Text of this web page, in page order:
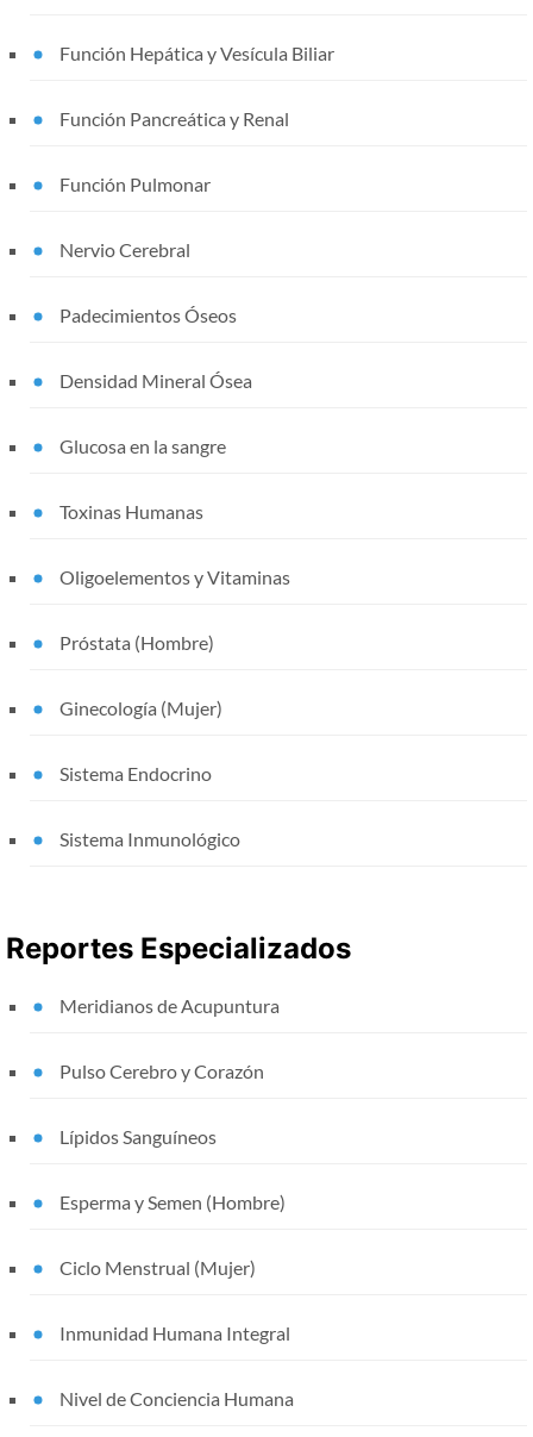
Función Hepática y Vesícula Biliar
Función Pancreática y Renal
Función Pulmonar
Nervio Cerebral
Padecimientos Óseos
Densidad Mineral Ósea
Glucosa en la sangre
Toxinas Humanas
Oligoelementos y Vitaminas
Próstata (Hombre)
Ginecología (Mujer)
Sistema Endocrino
Sistema Inmunológico
Reportes Especializados
Meridianos de Acupuntura
Pulso Cerebro y Corazón
Lípidos Sanguíneos
Esperma y Semen (Hombre)
Ciclo Menstrual (Mujer)
Inmunidad Humana Integral
Nivel de Conciencia Humana